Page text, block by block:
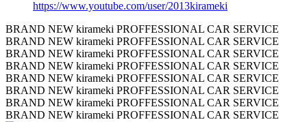
https://www.youtube.com/user/2013kirameki
BRAND NEW kirameki PROFFESSIONAL CAR SERVICE
BRAND NEW kirameki PROFFESSIONAL CAR SERVICE
BRAND NEW kirameki PROFFESSIONAL CAR SERVICE
BRAND NEW kirameki PROFFESSIONAL CAR SERVICE
BRAND NEW kirameki PROFFESSIONAL CAR SERVICE
BRAND NEW kirameki PROFFESSIONAL CAR SERVICE
BRAND NEW kirameki PROFFESSIONAL CAR SERVICE
BRAND NEW kirameki PROFFESSIONAL CAR SERVICE